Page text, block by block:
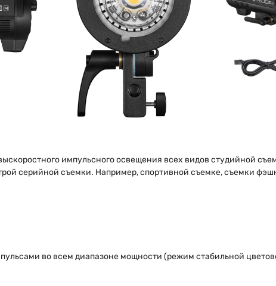
импульсного освещения всех видов студийной
серийной съемки. Например, спортивной съемке, съемки
во всем диапазоне мощности (режим стабильной